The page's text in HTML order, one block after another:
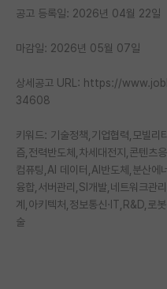
커리어
유학교육
이벤트
반도체 아카데미
재팬라운지 🌸
공고 등록일: 2026년 04월 22일
마감일: 2026년 05월 07일
상세공고 URL: https://
34608
키워드: 기술정책,기업협력,모빌리
즘,전력반도체,차세대전지,콘텐츠
컴퓨팅,AI 데이터,AI반도체,분산에
융합,서버관리,SI개발,네트워크관
계,아키텍처,정보통신·IT,R&D,로
술